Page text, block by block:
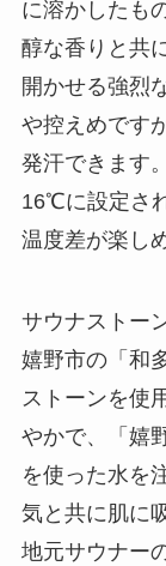
に溶かしたも
醇な香りと共
開かせる強烈
や控えめです
発汗できます
16℃に設定さ
温度差が楽し
サウナストー
嬉野市の「和
ストーンを使
やかで、「嬉
を使った水を
気と共に肌に
地元サウナー